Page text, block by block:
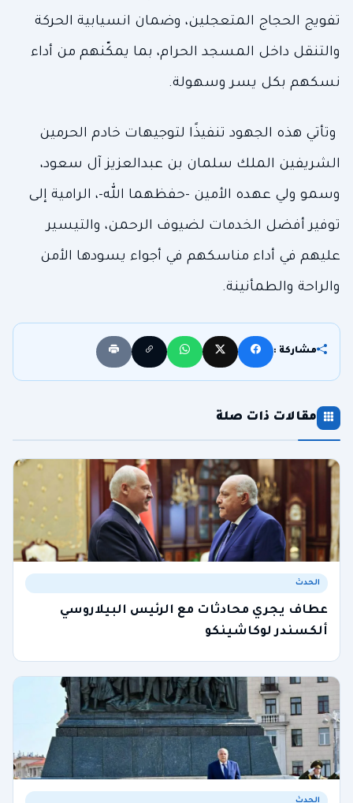
تفويج الحجاج المتعجلين، وضمان انسيابية الحركة
والتنقل داخل المسجد الحرام، بما يمكّنهم من أداء
نسكهم بكل يسر وسهولة.
وتأتي هذه الجهود تنفيذًا لتوجيهات خادم الحرمين
الشريفين الملك سلمان بن عبدالعزيز آل سعود،
وسمو ولي عهده الأمين -حفظهما الله-، الرامية إلى
توفير أفضل الخدمات لضيوف الرحمن، والتيسير
عليهم في أداء مناسكهم في أجواء يسودها الأمن
والراحة والطمأنينة.
مشاركة :
مقالات ذات صلة
الحدث
عطاف يجري محادثات مع الرئيس البيلاروسي
ألكسندر لوكاشينكو
الحدث